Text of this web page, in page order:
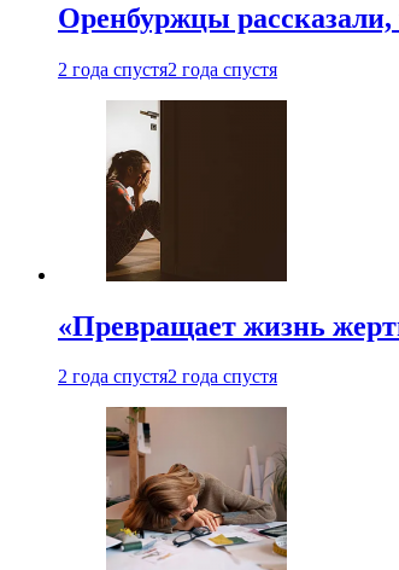
Оренбуржцы рассказали,
2 года спустя2 года спустя
«Превращает жизнь
2 года спустя2 года спустя